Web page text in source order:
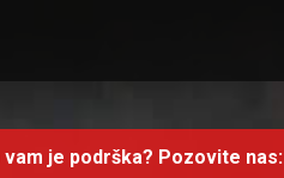
je podrška? Pozovite nas: